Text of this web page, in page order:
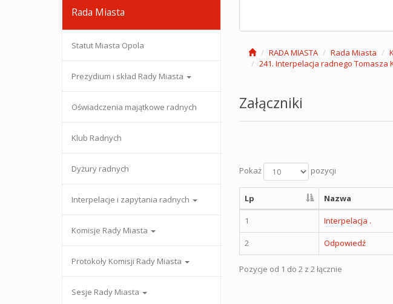
Rada Miasta
Statut Miasta Opola
Prezydium i skład Rady Miasta
Oświadczenia majątkowe radnych
Klub Radnych
Dyżury radnych
Interpelacje i zapytania radnych
Komisje Rady Miasta
Protokoły Komisji Rady Miasta
Sesje Rady Miasta
RADA MIASTA Rada Miasta
241. Interpelacja radnego
Załączniki
Pokaż pozycji
Lp Nazwa
1 Interpelacja .
2 Odpowiedź
Pozycje od 1 do 2 z 2 łącznie